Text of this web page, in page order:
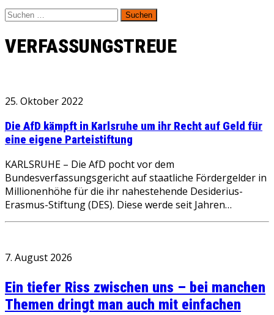
Suchen
nach:
VERFASSUNGSTREUE
25. Oktober 2022
Die AfD kämpft in Karlsruhe um ihr Recht auf Geld für
eine eigene Parteistiftung
KARLSRUHE – Die AfD pocht vor dem
Bundesverfassungsgericht auf staatliche Fördergelder in
Millionenhöhe für die ihr nahestehende Desiderius-
Erasmus-Stiftung (DES). Diese werde seit Jahren…
7. August 2026
Ein tiefer Riss zwischen uns – bei manchen
Themen dringt man auch mit einfachen